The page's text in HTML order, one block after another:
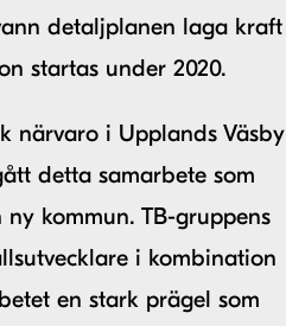
detaljplanen laga kraft
startas under 2020.
närvaro i Upplands Väsby
detta samarbete som
kommun. TB-gruppens
i kombination
en stark prägel som